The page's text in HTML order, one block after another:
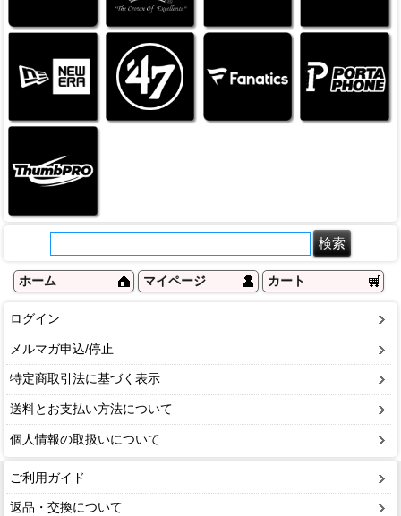
ホーム マイページ カート
ログイン
メルマガ申込/停止
特定商取引法に基づく表示
送料とお支払い方法について
個人情報の取扱いについて
ご利用ガイド
返品・交換について